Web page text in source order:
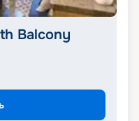
Balcony